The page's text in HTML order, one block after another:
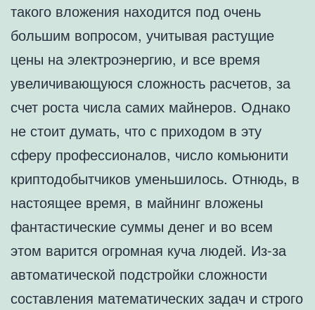
такого вложения находится под очень
большим вопросом, учитывая растущие
цены на электроэнергию, и все время
увеличивающуюся сложность расчетов, за
счет роста числа самих майнеров. Однако
не стоит думать, что с приходом в эту
сферу профессионалов, число комьюнити
криптодобытчиков уменьшилось. Отнюдь, в
настоящее время, в майнинг вложены
фантастические суммы денег и во всем
этом варится огромная куча людей. Из-за
автоматической подстройки сложности
составления математических задач и строго